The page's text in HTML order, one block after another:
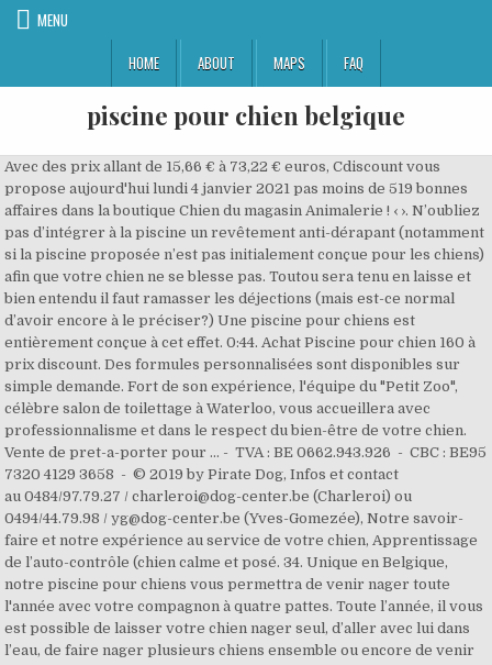
MENU
HOME
ABOUT MAPS FAQ
piscine pour chien belgique
Avec des prix allant de 15,66 € à 73,22 € euros, Cdiscount vous propose aujourd'hui lundi 4 janvier 2021 pas moins de 519 bonnes affaires dans la boutique Chien du magasin Animalerie ! ‹ ›. N’oubliez pas d’intégrer à la piscine un revêtement anti-dérapant (notamment si la piscine proposée n’est pas initialement conçue pour les chiens) afin que votre chien ne se blesse pas. Toutou sera tenu en laisse et bien entendu il faut ramasser les déjections (mais est-ce normal d’avoir encore à le préciser?) Une piscine pour chiens est entièrement conçue à cet effet. 0:44. Achat Piscine pour chien 160 à prix discount. Des formules personnalisées sont disponibles sur simple demande. Fort de son expérience, l'équipe du "Petit Zoo", célèbre salon de toilettage à Waterloo, vous accueillera avec professionnalisme et dans le respect du bien-être de votre chien. Vente de pret-a-porter pour … - TVA : BE 0662.943.926 - CBC : BE95 7320 4129 3658 - ​© 2019 by Pirate Dog, Infos et contact au 0484/97.79.27 / charleroi@dog-center.be (Charleroi) ou 0494/44.79.98 / yg@dog-center.be (Yves-Gomezée), Notre savoir-faire et notre expérience au service de votre chien, Apprentissage de l’auto-contrôle (chien calme et posé. 34. Unique en Belgique, notre piscine pour chiens vous permettra de venir nager toute l'année avec votre compagnon à quatre pattes. Toute l’année, il vous est possible de laisser votre chien nager seul, d’aller avec lui dans l’eau, de faire nager plusieurs chiens ensemble ou encore de venir avec votre club canin. La piscine pour chien : c’est bien, mais pas n’importe laquelle : Enormément de personne, et moi la première, aurait tendance à choisir la facilité en utilisant la piscine en plastique des enfants ou encore tout simplement de grandes bassines en guise de piscine pour chien. - Duration: 2:04. des douches et cabines adaptées aux chiens et à leurs maîtres. Les piscines publiques pour chiens La piscine est accessible uniquement sur rendez-vous. Découvrez les lieux de baignade préférés de nos toutouristes. L'état est impecc Marche en laisse, marche au pied, obéissance, rappel, dog tricks, pistage, ... Proposer une activité sportive et cognitive, permet à la fois de dépenser plus rapidement et efficacement votre chien, tout en développant son intelligence, sa réflexion, le contrôle de ses émotions ainsi que votre relation. Balle : elle est idéale pour des moments de complicité, et pour apprendre l’obéissance. Unique en Belgique, notre piscine pour chiens vous permettra de venir nager toute l'année avec votre compagnon à quatre pattes. Ne manquez pas de découvrir toute l’étendue de notre offre à prix cassé. Centre de vacances dans un cadre agréable, idyllique et sécurisé avec chenils chauffés et parcs et jardins individuels ou collectifs. Retrouvez ici d’autres activités que vous pouvez faire avec votre chien en Belgique. Prix abordables. Une éducation personnalisée pour tout type de chien et de tout âge dans un espace indoor accessible toute l’année. Piscine, Aqua Park pour chiens. CROCI CROCI PISCINE POUR CHIEN DIAMETER120X30CM. La piscine a été entièrement adaptée aux chiens pour une qualité d’eau et une hygiène impeccables ainsi qu’une température constante de 27°C. Cette rubrique vous offre de nombreux articles de qualité pour votre chien : entre l’alimentation pour chien (croquettes, friandises), le matériel de dressage canin et les colliers & laisses pour les promener : tout est disponible et à petits prix sur OOGarden.Nos articles sont accessibles pour toutes les tailles et les races de chien (comme par exemple avec les niches). 6 articles . Côté plage, direction la plage de Middelkerke près d’Ostende. Envie d'une petite nage avec votre chien ? Le Dog Center de Charleroi propose un service unique en Belgique. Chien à la piscine pendant leur vacances chez www.auxberges.­com. Les piscines pour chien existant en plusieurs tailles, il est également possible d’y mettre plusieurs chiens pour plus d’amusement et de bien-être. Livraison: Chez vous en 3 jours ouvrables. La piscine pour chien peut également être utilisée à des fins thérapeutiques comme la rééducation après une maladie, un accident ou encore une opération. Vous rencontrez des problèmes avec votre chien ? Il y a un circuit balisé de 14 km autour du lac. Devenez éducateur canin / comportementaliste en vivant une véritable immersion dans nos centres. Un indispensable pour rafraîchir votre chien Montage rapide sans gonflage (31) Informations sur le produit. La promenade est plutôt difficile mais elle offre de magnifiques points de vue. Comme son nom l’indique, c’est… une piscine réservée aux chiens, soit sous la forme d’un bassin privé à installer dans votre propriété, soit, dans certaines régions, un établissement où seuls les chiens (et parfois leurs maîtres) sont admis à la baignade !. 89,99 € Ajouter au panier. ZOOFARI® Piscine pour chien, sans gonflage, pliable. Vous pourrez également pratiquer le paddle avec votre chien. Catalogue 2019 à voir chez Trafic. Pension canine de jour ou de nuit avec diverses options : socialisation , balade, éducation, obéissance, pistage, vidéos, ... Que ce soit pour renforcer leur bien-être et qualité de vie mais aussi pour les chiens sportifs, d’utilité, de travail, afin d’améliorer leurs performances et leur permettre de garder un bon équilibre physique et émotionnel. Visitez eBay pour une grande sélection de piscine+pour+chien. Vous trouverez facilement des petites plages de cailloux où toutou pourra se baigner. Achetez en toute sécurité et au meilleur prix sur eBay, la livraison est rapide. Piscine pour chien: Robuste et très simple d’utilisation, installez ce produit dans votre jardin ou sur votre terrasse afin de permettre à votre chien de jouet tout en se rafraîchissant.Il s’agit d’un produit très efficace pour éviter les coups de chaud. Tous les meilleurs services canins réunis en un seul lieu... Fini les promenades sous la pluie, dans le froid. Une piscine privée rien que pour vous et votre chien. Ouvrez les portes du plus beau magasin du Web ! BEEZTEES PUPPY PISCINE A BALLES FUNCHIE 80X80X20 CM. Achat sur Internet a prix discount de DVD et de produits culturels (livre et musique), informatiques et high Tech (image et son, televiseur LCD, ecran plasma, telephone portable, camescope, developpement photo numerique). Toutes les installations ont été pensées pour une utilisation spécifique par nos amis à quatre pattes/. Une très belle balade à faire autour du lac. Le Dog Center de Charleroi propose un service unique en Belgique. 2:04. Unique en Belgique, le Dog Pool du Dog Center vous offre la possibilité de faire nager votre chien dans les meilleures conditions sanitaires et de confort, le tout, dans un espace entièrement privatisé. Je vends cet objet parce que elle n'a pas servi car mon chien a peur, valeur 60 euros. Vivez la vie du Dog Center à travers les articles de notre blog, Pirate Dog S.P.R.L. Une première en Belgique. Les chiens ne sont hélas pas autorisés à se baigner partout… Une solution peut être d’emmener votre animal de compagnie faire un tour à la piscine pour chiens, mais il y a aussi de nombreux lieux en pleine nature où il peut s’amuser dans l’eau à sa guise. DOG’S FACTORY est le Paradis pour vos fidèles compagnons ! Une piscine pour chiens a été inaugurée ce dimanche à Charleroi. Découvrez-les ! Piscine pour chien et jouet d'eau pour chien Piscine spéciale chiens 80-160 cm Jouets flottants pour chien : balle, anneau, os, peluche. Acceptez-vous l'utilisation des cookies ? DOG'S Factory : Premier Parc Canin Interieur de Belgique, Crèche et Pension Pour Chien. Tout pour amuser en rafraîchir votre chien en même temps. 99 * ... toute la Belgique. Trouvez la piscine de votre chien sur l'animalerie en ligne zooplus Au retour de chaque promenade sur la plage ou de baignade dans la mer, donnez un bain à votre chien, rincez … La piscine a été entièrement adaptée aux chiens pour une qualité d’eau et une hygiène impeccables ainsi qu’une température constante de 27°C. Les sauveteurs ont reçu une formation supplémentaire pour manipuler les animaux. Faites vous plaisir grâce à notre sélection Piscine pour chien 160 pas cher ! Rampe pour chien. Nous vous présentons une liste complète de plages et piscines pour chiens où vous poudrez faire tremper à votre poilu ! Les chiens aussi ont besoin de garder la tête froide quand il fait chaud. Vos données personnelles seront utilisées pour traiter votre commande, soutenir votre expérience sur ce site et pour d'autres finalités décrites dans notre politique de confidentialité. Une piscine pour chiens va ouvrir ses portes à Mouscron, en Belgique. Une piscine pour chiens a été inaugurée ce dimanche à Charleroi. Notez qu'une piscine en métal pour chien est plus onéreuse qu'une piscine en PVC. Vous recherchez des endroits où baigner son chien en Belgique ? (©Illustration/.Pixabay) Il y a du nouveau à Mouscron (Belgique) pour nos amis les chiens… L’été et les vacances arrivent et, comme les humains, les chiens aussi crèvent de chaud et ils veulent se rafraîchir, mais ils ont l’entrée interdite en plusieurs lieux. Un parc à chien vous attend à Balokken. Rampe pour chien. Au delà de l'amusement, la piscine pourra être utilisée pour y pratiquer des séances d'hydrothérapie, assistées par un professionnel. 54,99 € Ajouter au panier. Achat Piscine pour chien en ligne. Grande piscine pour chien en plastique solide: parois renforcées, pas de chambre à air ni de gonflage épuisant, fond antidérapant, se vide rapidement grâce à une valve.Coloris : bleu Lorsque le soleil brille en été, nous ne sommes pas les seuls à vouloir nous rafraîchir. Nous utilisons des cookies et des outils similaires pour faciliter vos achats, fournir nos services, pour comprendre comment les clients utilisent nos services afin de pouvoir apporter des améliorations, et pour présenter des annonces. De plus, le Dog Center est aussi un centre de formation aux métiers du chien. ... Piscine pour chien, un berger allem